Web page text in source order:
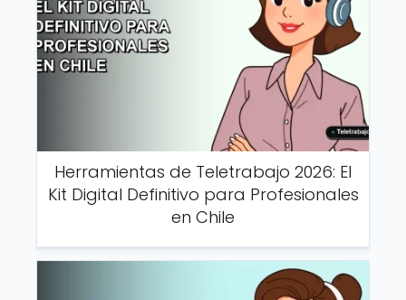
Herramientas de Teletrabajo 2026: El
Kit Digital Definitivo para Profesionales
en Chile